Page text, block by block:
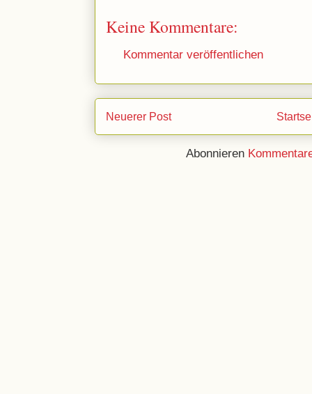
Keine Kommentare:
Kommentar veröffentlichen
Neuerer Post
Abonnieren